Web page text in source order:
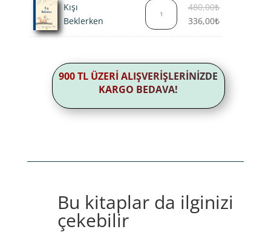
Kışı
Beklerken
480,00₺Orijinal
fiyat:
480,00₺.
336,00₺Şu
andaki
900 TL ÜZERİ ALIŞVERİŞLERİNİZDE
KARGO BEDAVA!
Bu kitaplar da ilginizi
çekebilir